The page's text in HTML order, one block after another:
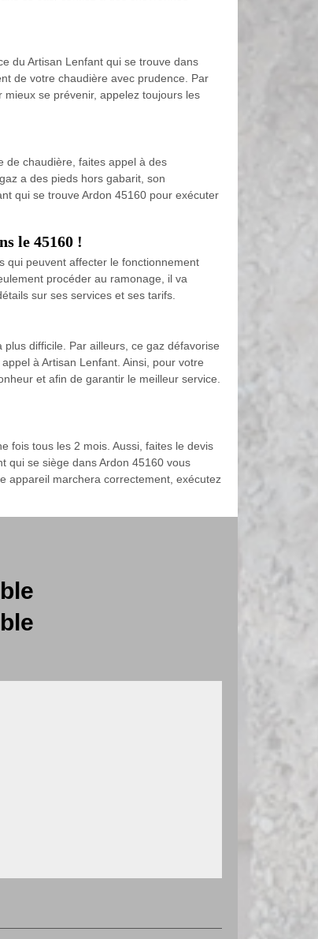
du Artisan Lenfant qui se trouve dans
de votre chaudière avec prudence. Par
se prévenir, appelez toujours les
de chaudière, faites appel à des
a des pieds hors gabarit, son
qui se trouve Ardon 45160 pour exécuter
le 45160 !
qui peuvent affecter le fonctionnement
procéder au ramonage, il va
sur ses services et ses tarifs.
difficile. Par ailleurs, ce gaz défavorise
à Artisan Lenfant. Ainsi, pour votre
et afin de garantir le meilleur service.
fois tous les 2 mois. Aussi, faites le devis
qui se siège dans Ardon 45160 vous
appareil marchera correctement, exécutez